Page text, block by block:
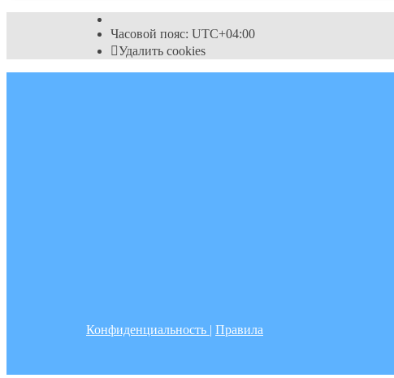
Часовой пояс: UTC+04:00
Удалить cookies
Конфиденциальность | Правила